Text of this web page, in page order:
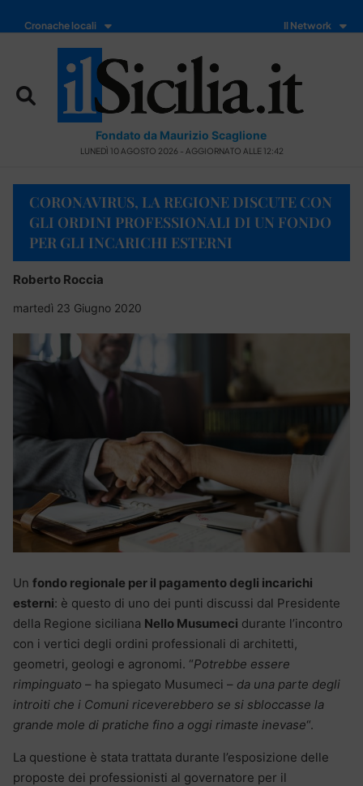
Cronache locali Il Network
Fondato da Maurizio Scaglione
LUNEDÌ 10 AGOSTO 2026 - AGGIORNATO ALLE 12:42
CORONAVIRUS, LA REGIONE DISCUTE CON
GLI ORDINI PROFESSIONALI DI UN FONDO
PER GLI INCARICHI ESTERNI
Roberto Roccia
martedì 23 Giugno 2020
Un fondo regionale per il pagamento degli incarichi
esterni: è questo di uno dei punti discussi dal Presidente
della Regione siciliana Nello Musumeci durante l’incontro
con i vertici degli ordini professionali di architetti,
geometri, geologi e agronomi. “Potrebbe essere
rimpinguato – ha spiegato Musumeci – da una parte degli
introiti che i Comuni riceverebbero se si sbloccasse la
grande mole di pratiche fino a oggi rimaste inevase“.
La questione è stata trattata durante l’esposizione delle
proposte dei professionisti al governatore per il